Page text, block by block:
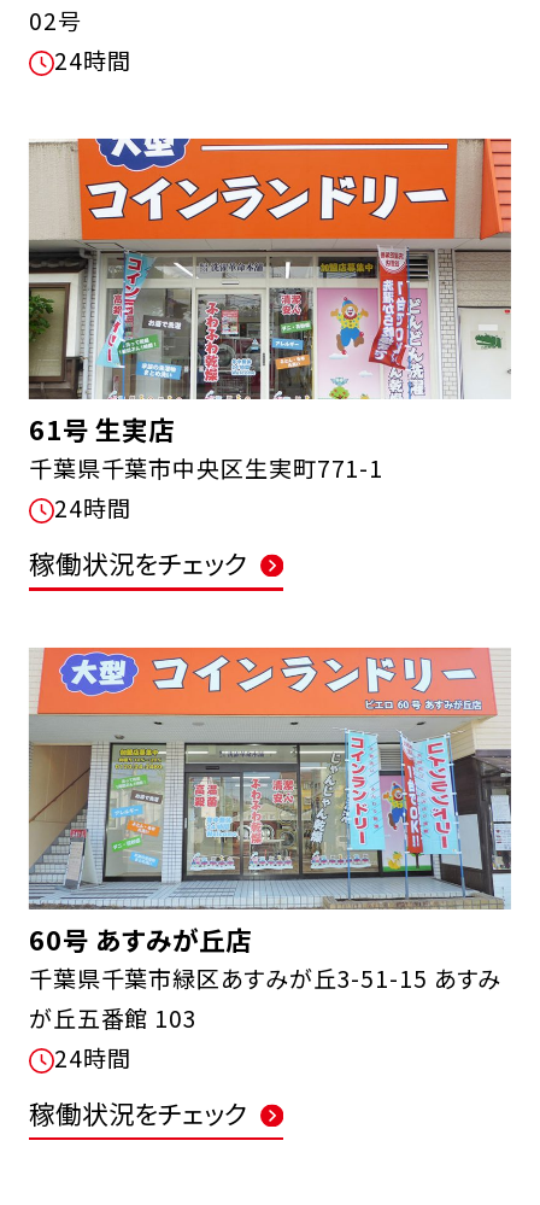
02号
24時間
61号 生実店
千葉県千葉市中央区生実町771-1
24時間
稼働状況をチェック
60号 あすみが丘店
千葉県千葉市緑区あすみが丘3-51-15 あすみ
が丘五番館 103
24時間
稼働状況をチェック